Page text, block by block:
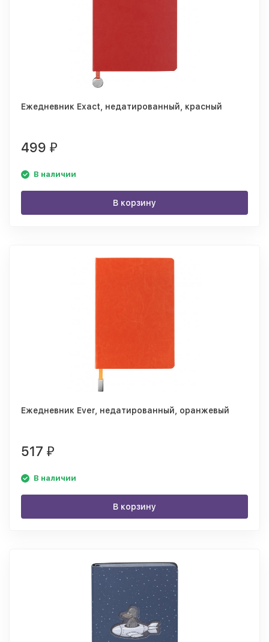
Ежедневник Exact, недатированный, красный
499 ₽
В наличии
В корзину
Ежедневник Ever, недатированный, оранжевый
517 ₽
В наличии
В корзину